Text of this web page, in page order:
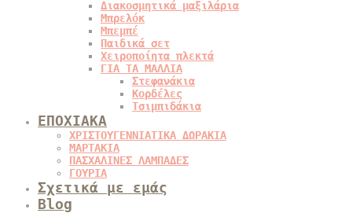
Διακοσμητικά μαξιλάρια
Μπρελόκ
Μπεμπέ
Παιδικά σετ
Χειροποίητα πλεκτά
ΓΙΑ ΤΑ ΜΑΛΛΙΑ
Στεφανάκια
Κορδέλες
Τσιμπιδάκια
ΕΠΟΧΙΑΚΑ
ΧΡΙΣΤΟΥΓΕΝΝΙΑΤΙΚΑ ΔΩΡΑΚΙΑ
ΜΑΡΤΑΚΙΑ
ΠΑΣΧΑΛΙΝΕΣ ΛΑΜΠΑΔΕΣ
ΓΟΥΡΙΑ
Σχετικά με εμάς
Blog